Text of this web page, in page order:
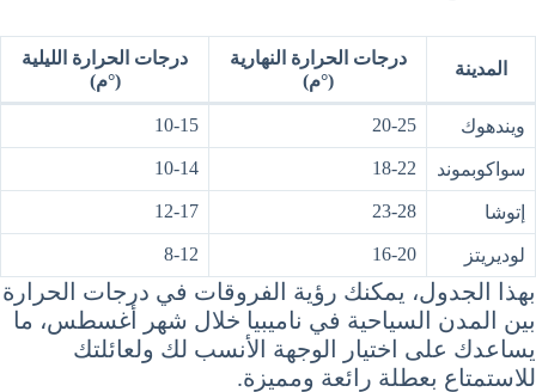
المدينة
درجات الحرارة النهارية
(°م)
درجات الحرارة الليلية
(°م)
ويندهوك 20-25
10-15
سواكوبموند 18-22
10-14
إتوشا 23-28
12-17
لوديريتز 16-20
8-12
بهذا الجدول، يمكنك رؤية الفروقات في درجات الحرارة
بين المدن السياحية في ناميبيا خلال شهر أغسطس، ما
يساعدك على اختيار الوجهة الأنسب لك ولعائلتك
للاستمتاع بعطلة رائعة ومميزة.